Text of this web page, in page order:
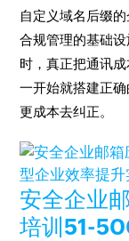
自定义域名后缀
合规管理的基础
时，真正把通讯
一开始就搭建正
更成本去纠正。
安全企业
培训51-